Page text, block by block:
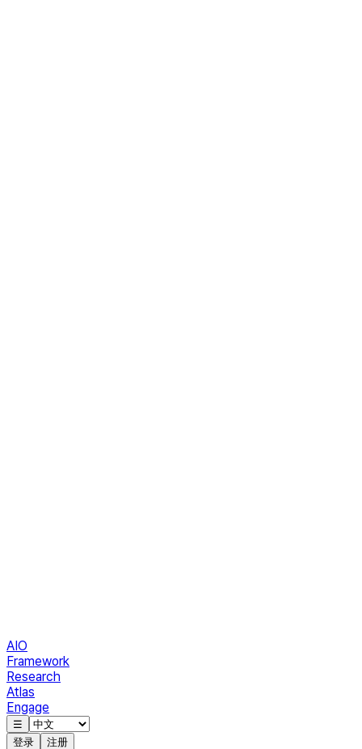
AIO
Framework
Research
Atlas
Engage
☰
登录
注册